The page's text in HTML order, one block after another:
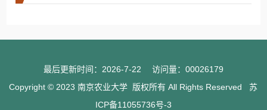
最后更新时间： 2026-7-22 访问量： 00026179
Copyright © 2023 南京农业大学 版权所有 All Rights Reserved 苏
ICP备11055736号-3